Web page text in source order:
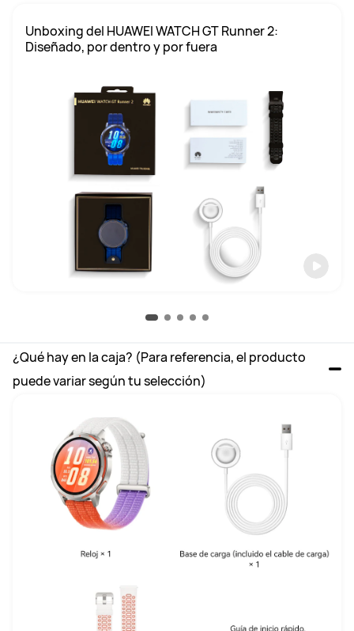
Unboxing del HUAWEI WATCH GT Runner 2:
¿Qué hay en la caja? (Para referencia, el producto
puede variar según tu selección)